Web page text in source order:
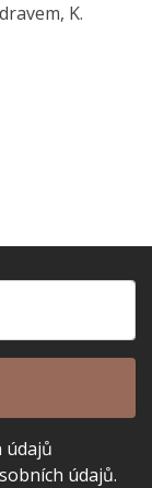
K.
údajů
údajů.